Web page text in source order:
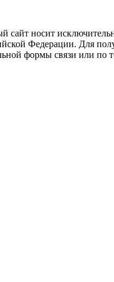
сайт носит
Федерации. Для
формы связи или по